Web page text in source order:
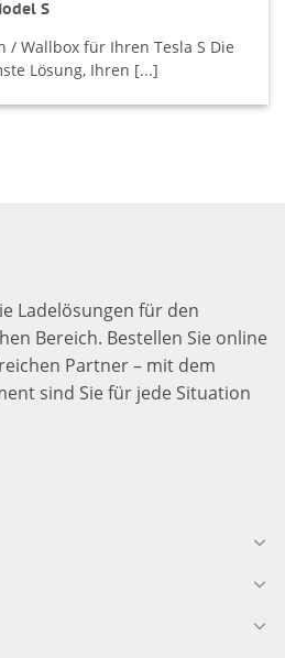
S
/ Wallbox für Ihren Tesla S Die
Lösung, Ihren [...]
Ladelösungen für den
Bereich. Bestellen Sie online
Partner – mit dem
sind Sie für jede Situation